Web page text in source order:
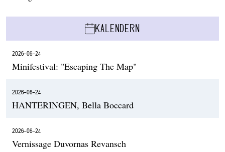
KALENDERN
2026-06-24
Minifestival: "Escaping The Map"
2026-06-24
HANTERINGEN, Bella Boccard
2026-06-24
Vernissage Duvornas Revansch